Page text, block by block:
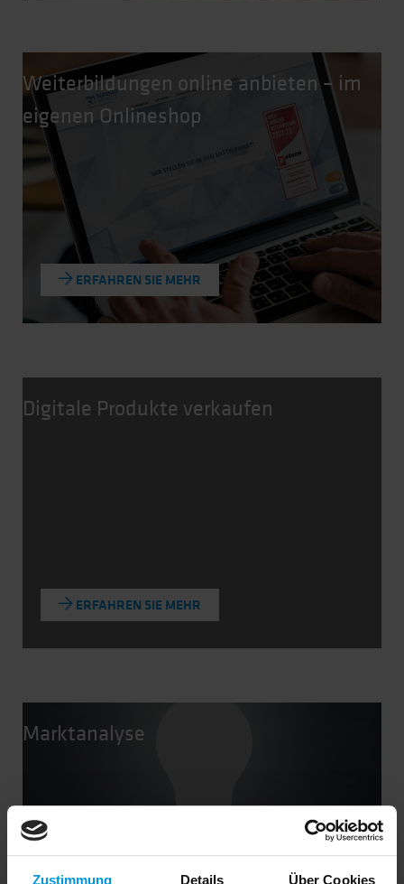
Zustimmung Details Über Cookies
Weiterbildungen online anbieten – im
eigenen Onlineshop
ERFAHREN SIE MEHR
Digitale Produkte verkaufen
ERFAHREN SIE MEHR
Marktanalyse